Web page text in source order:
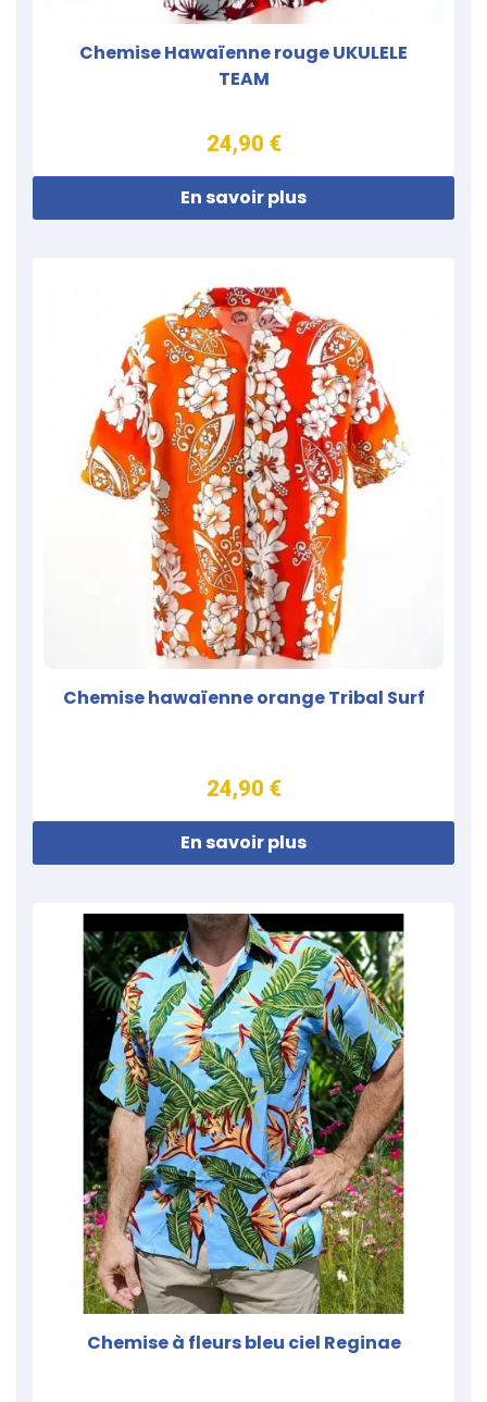
Chemise Hawaïenne rouge UKULELE
TEAM
24,90 €
En savoir plus
Chemise hawaïenne orange Tribal Surf
24,90 €
En savoir plus
Chemise à fleurs bleu ciel Reginae